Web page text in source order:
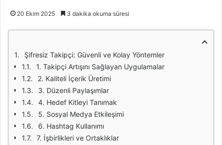
20 Ekim 2025 3 dakika okuma süresi
Şifresiz Takipçi: Güvenli ve Kolay Yöntemler
1. Takipçi Artışını Sağlayan Uygulamalar
2. Kaliteli İçerik Üretimi
3. Düzenli Paylaşımlar
4. Hedef Kitleyi Tanımak
5. Sosyal Medya Etkileşimi
6. Hashtag Kullanımı
7. İşbirlikleri ve Ortaklıklar